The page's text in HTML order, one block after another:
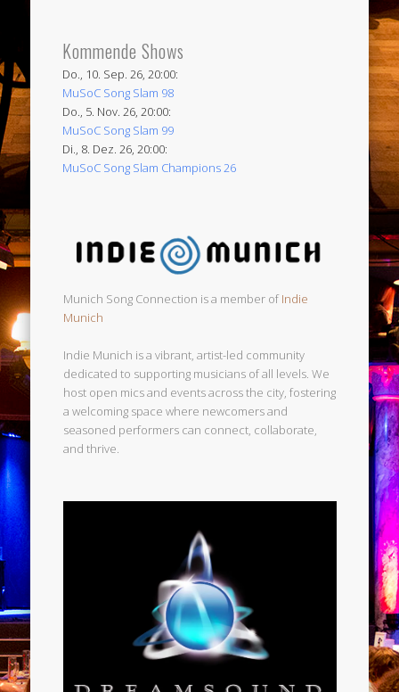
Kommende Shows
Do., 10. Sep. 26, 20:00:
MuSoC Song Slam 98
Do., 5. Nov. 26, 20:00:
MuSoC Song Slam 99
Di., 8. Dez. 26, 20:00:
MuSoC Song Slam Champions 26
Munich Song Connection is a member ofIndie
Munich
Indie Munich is a vibrant, artist-led community
dedicated to supporting musicians of all levels. We
host open mics and events across the city, fostering
a welcoming space where newcomers and
seasoned performers can connect, collaborate,
and thrive.